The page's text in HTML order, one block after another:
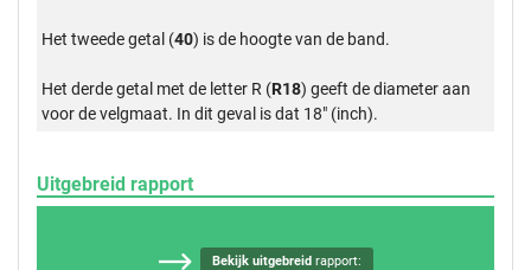
Het tweede getal (40) is de hoogte van de band.
Het derde getal met de letter R (R18) geeft de diameter aan
voor de velgmaat. In dit geval is dat 18" (inch).
Uitgebreid rapport
Bekijk uitgebreidrapport: